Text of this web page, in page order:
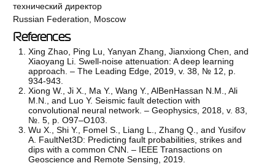
технический директор
Russian Federation, Moscow
References
Xing Zhao, Ping Lu, Yanyan Zhang, Jianxiong Chen, and
Xiaoyang Li. Swell-noise attenuation: A deep learning
approach. – The Leading Edge, 2019, v. 38, № 12, р.
934-943.
Xiong W., Ji X., Ma Y., Wang Y., AlBenHassan N.M., Ali
M.N., and Luo Y. Seismic fault detection with
convolutional neural network. – Geophysics, 2018, v. 83,
№. 5, р. O97–O103.
Wu X., Shi Y., Fomel S., Liang L., Zhang Q., and Yusifov
A. FaultNet3D: Predicting fault probabilities, strikes and
dips with a common CNN. – IEEE Transactions on
Geoscience and Remote Sensing, 2019.